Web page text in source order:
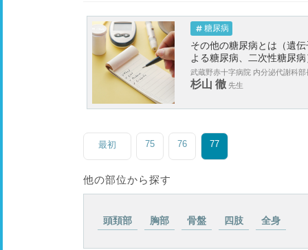
糖尿病
その他の糖尿病とは（遺
よる糖尿病、二次性糖尿
武蔵野赤十字病院 内分泌代謝科部
杉山 徹 先生
最初 75 76 77
他の部位から探す
頭頚部 胸部 骨盤 四肢 全身